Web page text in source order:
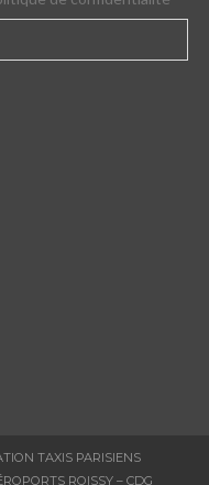
TAXIS PARISIENS
ROISSY – CDG